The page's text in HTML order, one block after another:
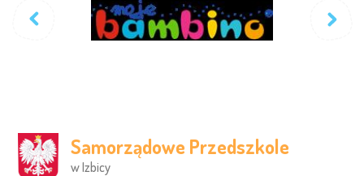
Samorządowe Przedszkole
w Izbicy